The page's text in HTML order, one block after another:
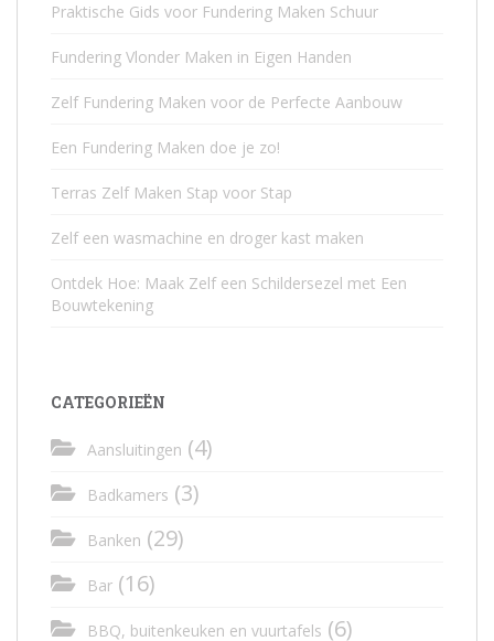
Praktische Gids voor Fundering Maken Schuur
Fundering Vlonder Maken in Eigen Handen
Zelf Fundering Maken voor de Perfecte Aanbouw
Een Fundering Maken doe je zo!
Terras Zelf Maken Stap voor Stap
Zelf een wasmachine en droger kast maken
Ontdek Hoe: Maak Zelf een Schildersezel met Een
Bouwtekening
CATEGORIEËN
Aansluitingen (4)
Badkamers (3)
Banken (29)
Bar (16)
BBQ, buitenkeuken en vuurtafels (6)